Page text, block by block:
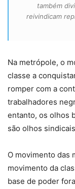
também
reivindicam
Na metrópole, o
classe a
romper com a
trabalhadores
entanto, os olhos
são olhos
O movimento das
movimento da
base de poder